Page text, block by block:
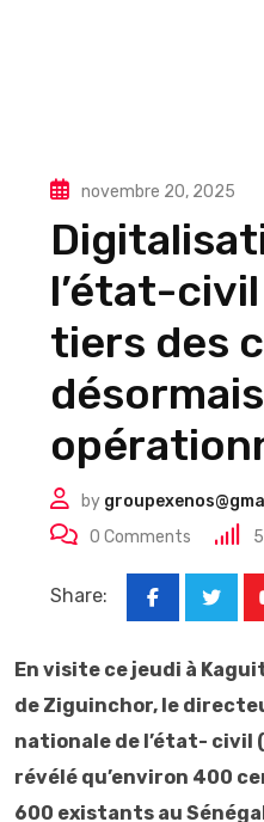
novembre 20, 2025
l’état-
tiers des
désormais
by
0 Comments
Share:
En visite ce jeudi à
de Ziguinchor, le
nationale de l’état- civil
révélé qu’environ 400
600 existants au